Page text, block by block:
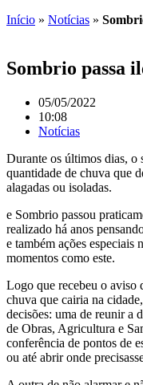
Início » Notícias »
Sombrio passa
05/05/2022
10:08
Notícias
Durante os últimos dias, o
quantidade de chuva que
alagadas ou isoladas.
e Sombrio passou
realizado há anos
e também ações especiais
momentos como este.
Logo que recebeu o aviso
chuva que cairia na
decisões: uma de reunir a
de Obras, Agricultura e
conferência de pontos de
ou até abrir onde